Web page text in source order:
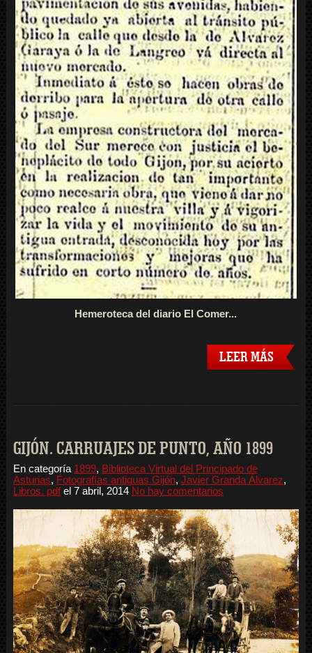
Hemeroteca del diario El Comer...
LEER MÁS
GIJÓN. CARRUAJES DE PUNTO, AÑO 1899
En categoría 1899, Biblioteca Virtual del Principado de
Asturias, Fotografías antiguas Gijón, Javier Granda Álvarez,
Libros. pdfel 7 abril, 2014 No hay comentarios